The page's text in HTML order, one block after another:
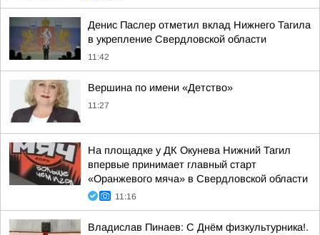
Денис Паслер отметил вклад Нижнего Тагила
в укрепление Свердловской области
11:42
Вершина по имени «Детство»
11:27
На площадке у ДК Окунева Нижний Тагил
впервые принимает главный старт
«Оранжевого мяча» в Свердловской области
11:16
Владислав Пинаев: С Днём физкультурника!.